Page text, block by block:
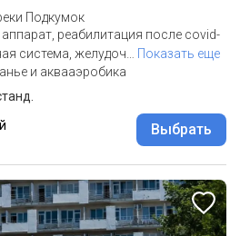
Подкумок
реабилитация после covid-
система, желудоч
Показать еще
и аквааэробика
Выбрать